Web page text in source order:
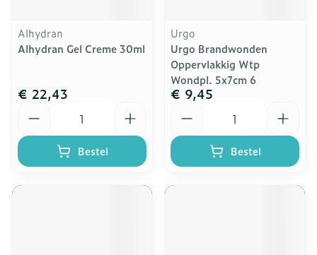
Alhydran
Alhydran Gel Creme 30ml
€ 22,43
Bestel
Urgo
Urgo Brandwonden
Oppervlakkig Wtp
Wondpl. 5x7cm 6
€ 9,45
Bestel